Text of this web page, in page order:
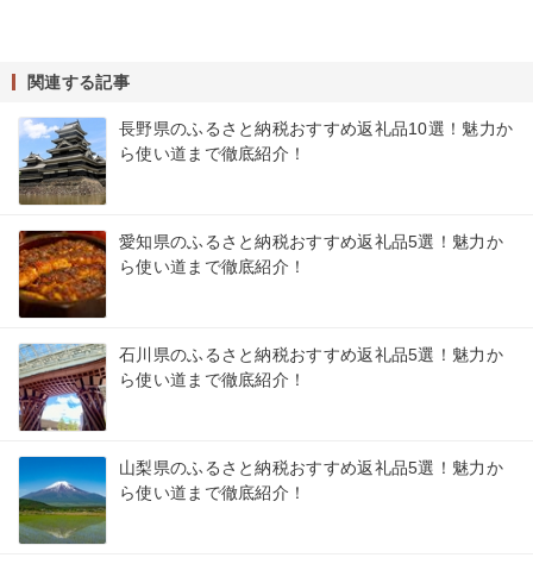
関連する記事
長野県のふるさと納税おすすめ返礼品10選！魅力か
ら使い道まで徹底紹介！
愛知県のふるさと納税おすすめ返礼品5選！魅力か
ら使い道まで徹底紹介！
石川県のふるさと納税おすすめ返礼品5選！魅力か
ら使い道まで徹底紹介！
山梨県のふるさと納税おすすめ返礼品5選！魅力か
ら使い道まで徹底紹介！